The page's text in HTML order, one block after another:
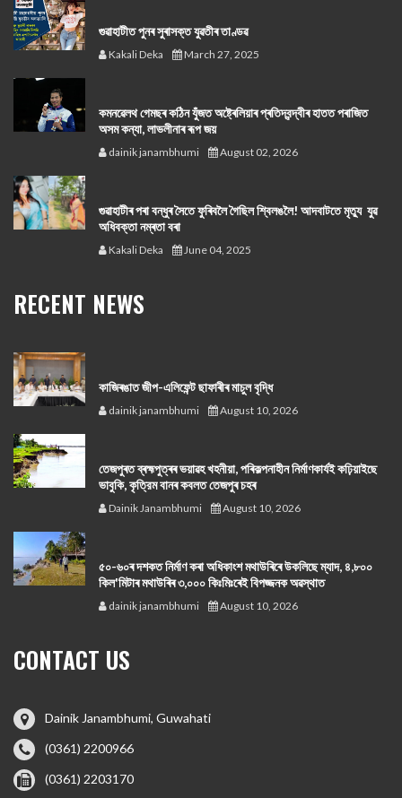
গুৱাহাটীত পুনৰ সুৰাসক্ত যুৱতীৰ তাণ্ডৱ
Kakali Deka March 27, 2025
কমনৱেলথ গেমছৰ কঠিন যুঁজত অষ্ট্ৰেলিয়াৰ প্ৰতিদ্বন্দ্বীৰ হাতত পৰাজিত
অসম কন্যা, লাভলীনাৰ ৰূপ জয়
dainik janambhumi August 02, 2026
গুৱাহাটীৰ পৰা বন্ধুৰ সৈতে ফুৰিবলৈ গৈছিল শ্বিলঙলৈ! আদবাটতে মৃত্যু যুৱ
অধিবক্তা নম্ৰতা বৰা
Kakali Deka June 04, 2025
RECENT NEWS
কাজিৰঙাত জীপ-এলিফেন্ট ছাফাৰীৰ মাচুল বৃদ্ধি
dainik janambhumi August 10, 2026
তেজপুৰত ব্ৰহ্মপুত্ৰৰ ভয়াৱহ খহনীয়া, পৰিকল্পনাহীন নির্মাণকার্যই কঢ়িয়াইছে
ভাবুকি, কৃত্রিম বানৰ কবলত তেজপুৰ চহৰ
Dainik Janambhumi August 10, 2026
৫০-৬০ৰ দশকত নিৰ্মাণ কৰা অধিকাংশ মথাউৰিৰে উকলিছে ম্যাদ, ৪,৮০০
কিল'মিটাৰ মথাউৰিৰ ৩,০০০ কিঃমিঃৰেই বিপজ্জনক অৱস্থাত
dainik janambhumi August 10, 2026
CONTACT US
Dainik Janambhumi, Guwahati
(0361) 2200966
(0361) 2203170